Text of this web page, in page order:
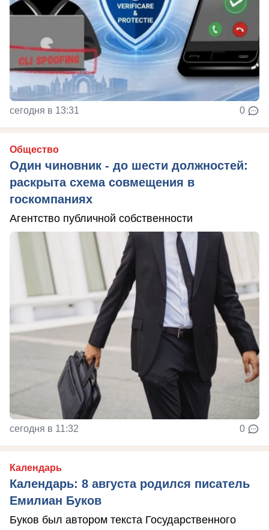
сегодня в 13:31 0
Общество
Один чиновник - до шести должностей:
раскрыта схема совмещения в
госкомпаниях
Агентство публичной собственности
сегодня в 11:32 0
Календарь
Календарь: 8 августа родился писатель
Емилиан Буков
Буков был автором текста Государственного